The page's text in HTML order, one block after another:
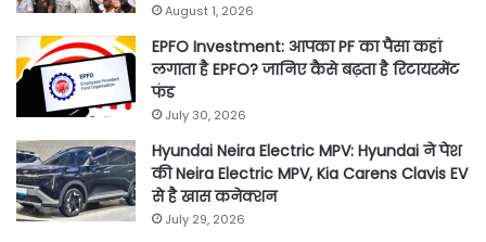
August 1, 2026
EPFO Investment: आपका PF का पैसा कहां
लगाता है EPFO? जानिए कैसे बढ़ता है रिटायरमेंट
फंड
July 30, 2026
Hyundai Neira Electric MPV: Hyundai ने पेश
की Neira Electric MPV, Kia Carens Clavis EV
से है खास कनेक्शन
July 29, 2026